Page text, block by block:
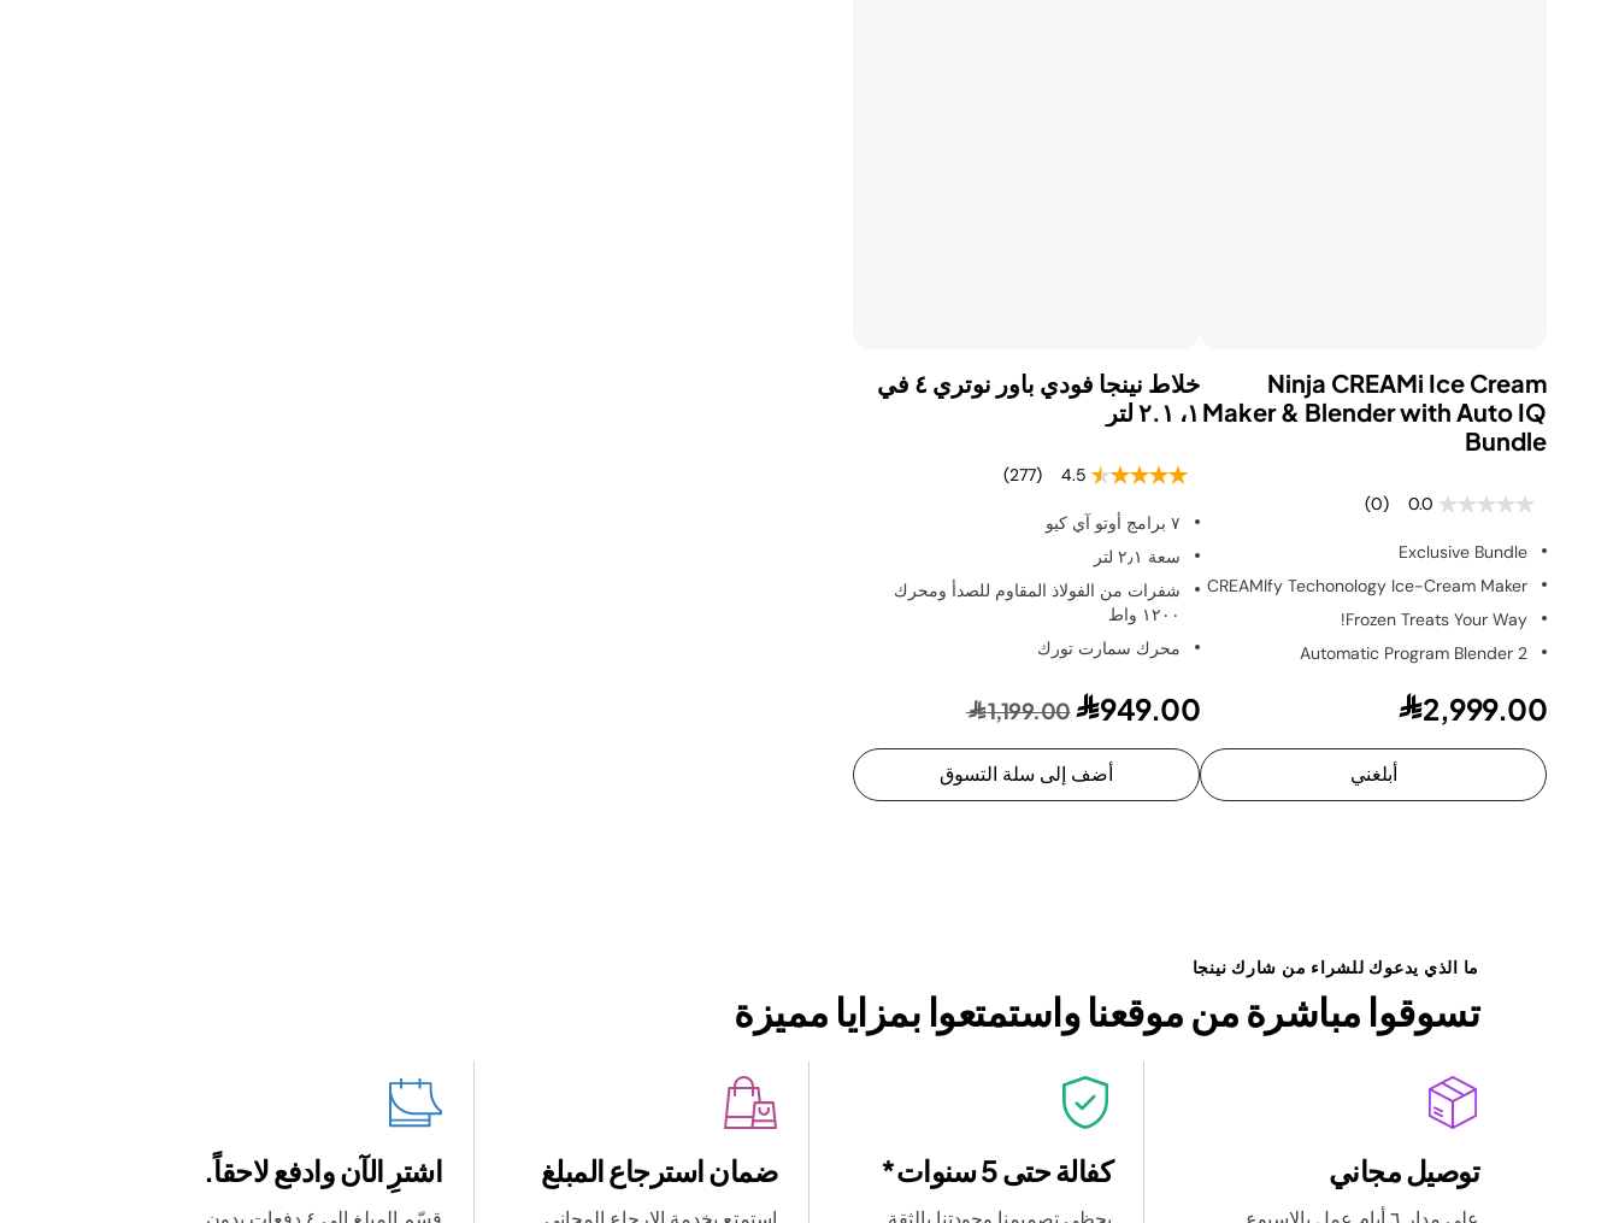
Ninja CREAMi Ice Cream
Maker & Blender with Auto IQ
Bundle
0.0
(0)
Exclusive Bundle
CREAMIfy Techonology Ice-Cream Maker
Frozen Treats Your Way!
2 Automatic Program Blender
2,999.00
أبلغني
خلاط نينجا فودي باور نوتري ٤ في
١، ٢.١ لتر
4.5
(277)
٧ برامج أوتو آي كيو
سعة ٢٫١ لتر
شفرات من الفولاذ المقاوم للصدأ ومحرك
١٢٠٠ واط
محرك سمارت تورك
949.00
1,199.00
أضف إلى سلة التسوق
ما الذي يدعوك للشراء من شارك نينجا
تسوقوا مباشرة من موقعنا واستمتعوا بمزايا مميزة
توصيل مجاني كفالة حتى 5 سنوات* ضمان استرجاع المبلغ اشترِ الآن وادفع لاحقاً.